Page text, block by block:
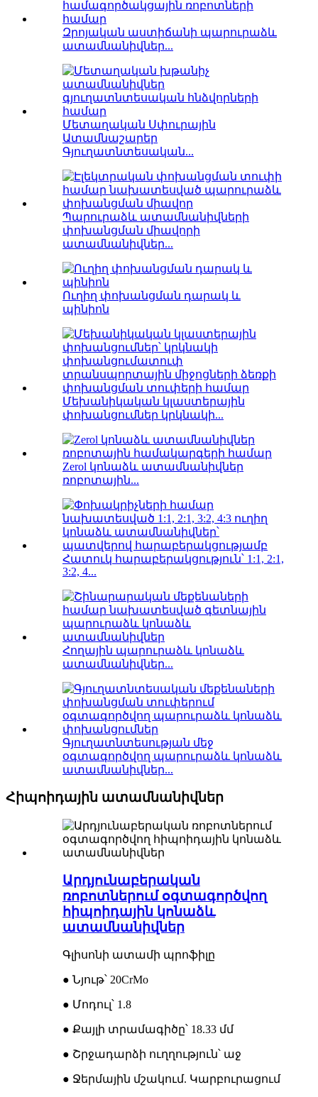
Զրոյական աստիճանի պարուրաձև
ատամնանիվներ...
Մետաղական Սփուրային
Ատամնաշարեր
Գյուղատնտեսական...
Պարուրաձև ատամնանիվների
փոխանցման միավորի
ատամնանիվներ...
Ուղիղ փոխանցման դարակ և
պինիոն
Մեխանիկական կլաստերային
փոխանցումներ կրկնակի...
Zerol կոնաձև ատամնանիվներ
ռոբոտային...
Հատուկ հարաբերակցություն՝ 1:1, 2:1,
3:2, 4...
Հողային պարուրաձև կոնաձև
ատամնանիվներ...
Գյուղատնտեսության մեջ
օգտագործվող պարուրաձև կոնաձև
ատամնանիվներ...
Հիպոիդային ատամնանիվներ
Արդյունաբերական
ռոբոտներում օգտագործվող
հիպոիդային կոնաձև
ատամնանիվներ
Գլիսոնի ատամի պրոֆիլը
● Նյութ՝ 20CrMo
● Մոդուլ՝ 1.8
● Քայլի տրամագիծը՝ 18.33 մմ
● Շրջադարձի ուղղություն՝ աջ
● Ջերմային մշակում. Կարբուրացում